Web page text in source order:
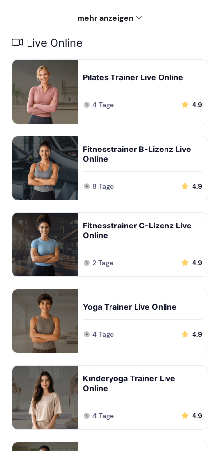
mehr anzeigen
Live Online
Pilates Trainer Live Online
4 Tage 4.9
Fitnesstrainer B-Lizenz Live
Online
8 Tage 4.9
Fitnesstrainer C-Lizenz Live
Online
2 Tage 4.9
Yoga Trainer Live Online
4 Tage 4.9
Kinderyoga Trainer Live
Online
4 Tage 4.9